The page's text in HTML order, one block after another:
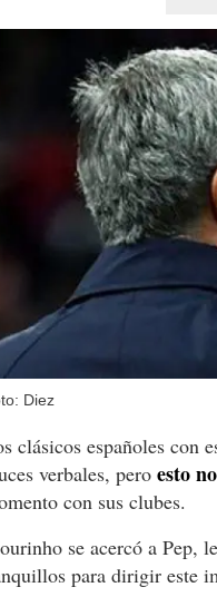
Diez
clásicos españoles con
verbales, pero esto
con sus clubes.
se acercó a Pep,
para dirigir este